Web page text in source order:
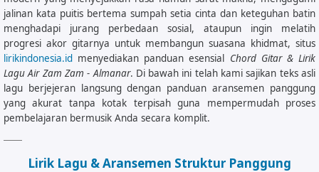
jalinan kata puitis bertema sumpah setia cinta dan keteguhan batin
menghadapi jurang perbedaan sosial, ataupun ingin melatih
progresi akor gitarnya untuk membangun suasana khidmat, situs
lirikindonesia.id menyediakan panduan esensial Chord Gitar & Lirik
Lagu Air Zam Zam - Almanar. Di bawah ini telah kami sajikan teks asli
lagu berjejeran langsung dengan panduan aransemen panggung
yang akurat tanpa kotak terpisah guna mempermudah proses
pembelajaran bermusik Anda secara komplit.
Lirik Lagu & Aransemen Struktur Panggung